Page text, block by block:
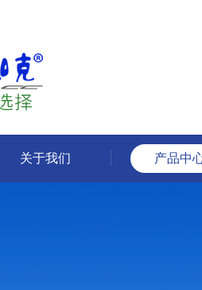
关于我们 产品中